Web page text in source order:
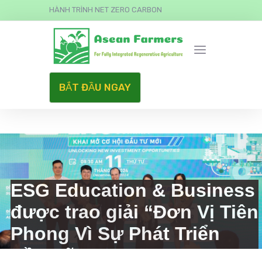
HÀNH TRÌNH NET ZERO CARBON
BẮT ĐẦU NGAY
ESG Education & Business
được trao giải “Đơn Vị Tiên
Phong Vì Sự Phát Triển
Bền Vững”